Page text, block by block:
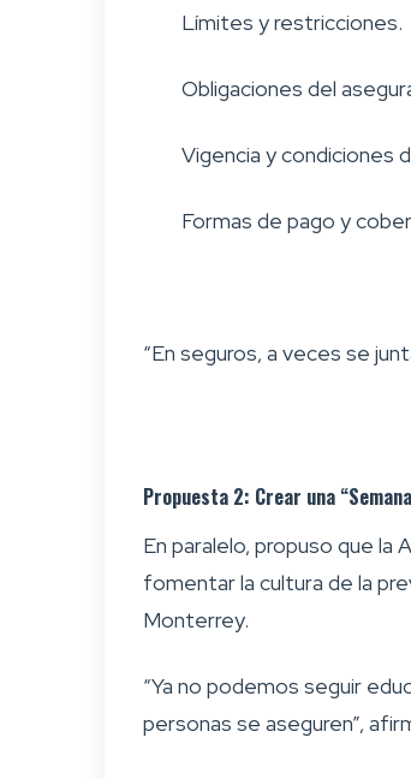
Límites y restricciones.
Obligaciones del
Vigencia y condiciones
Formas de pago y
“En seguros, a veces se
Propuesta 2: Crear una
En paralelo, propuso que la
fomentar la cultura de la
Monterrey.
“Ya no podemos seguir
personas se aseguren”,